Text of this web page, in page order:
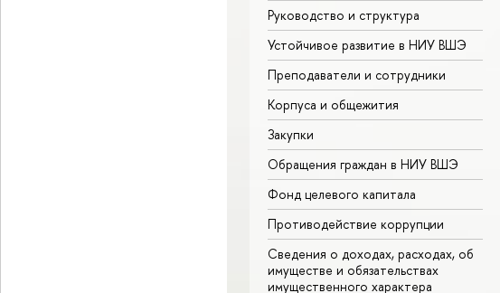
Руководство и структура
Устойчивое развитие в НИУ ВШЭ
Преподаватели и сотрудники
Корпуса и общежития
Закупки
Обращения граждан в НИУ ВШЭ
Фонд целевого капитала
Противодействие коррупции
Сведения о доходах, расходах, об
имуществе и обязательствах
имущественного характера